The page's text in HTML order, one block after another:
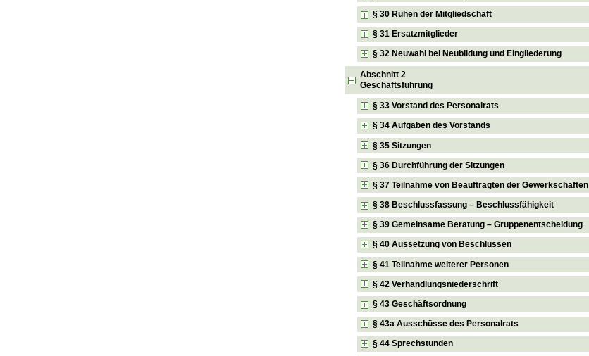
§ 30 Ruhen der Mitgliedschaft
§ 31 Ersatzmitglieder
§ 32 Neuwahl bei Neubildung und Eingliederung
Abschnitt 2
Geschäftsführung
§ 33 Vorstand des Personalrats
§ 34 Aufgaben des Vorstands
§ 35 Sitzungen
§ 36 Durchführung der Sitzungen
§ 37 Teilnahme von Beauftragten der Gewerkschaften
§ 38 Beschlussfassung – Beschlussfähigkeit
§ 39 Gemeinsame Beratung – Gruppenentscheidung
§ 40 Aussetzung von Beschlüssen
§ 41 Teilnahme weiterer Personen
§ 42 Verhandlungsniederschrift
§ 43 Geschäftsordnung
§ 43a Ausschüsse des Personalrats
§ 44 Sprechstunden